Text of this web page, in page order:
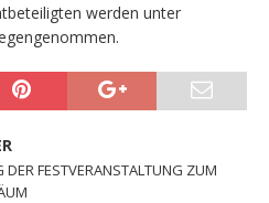
werden unter
DER FESTVERANSTALTUNG ZUM